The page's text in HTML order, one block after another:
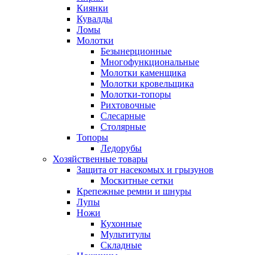
Киянки
Кувалды
Ломы
Молотки
Безынерционные
Многофункциональные
Молотки каменщика
Молотки кровельщика
Молотки-топоры
Рихтовочные
Слесарные
Столярные
Топоры
Ледорубы
Хозяйственные товары
Защита от насекомых и грызунов
Москитные сетки
Крепежные ремни и шнуры
Лупы
Ножи
Кухонные
Мультитулы
Складные